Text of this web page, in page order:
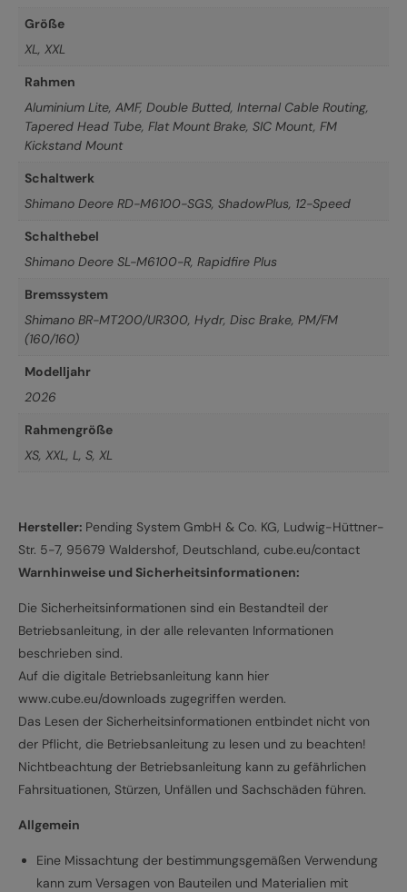
Größe
XL, XXL
Rahmen
Aluminium Lite, AMF, Double Butted, Internal Cable Routing,
Tapered Head Tube, Flat Mount Brake, SIC Mount, FM
Kickstand Mount
Schaltwerk
Shimano Deore RD-M6100-SGS, ShadowPlus, 12-Speed
Schalthebel
Shimano Deore SL-M6100-R, Rapidfire Plus
Bremssystem
Shimano BR-MT200/UR300, Hydr, Disc Brake, PM/FM
(160/160)
Modelljahr
2026
Rahmengröße
XS, XXL, L, S, XL
Hersteller: Pending System GmbH & Co. KG, Ludwig-Hüttner-
Str. 5-7, 95679 Waldershof, Deutschland, cube.eu/contact
Warnhinweise und Sicherheitsinformationen:
Die Sicherheitsinformationen sind ein Bestandteil der
Betriebsanleitung, in der alle relevanten Informationen
beschrieben sind.
Auf die digitale Betriebsanleitung kann hier
www.cube.eu/downloads zugegriffen werden.
Das Lesen der Sicherheitsinformationen entbindet nicht von
der Pflicht, die Betriebsanleitung zu lesen und zu beachten!
Nichtbeachtung der Betriebsanleitung kann zu gefährlichen
Fahrsituationen, Stürzen, Unfällen und Sachschäden führen.
Allgemein
Eine Missachtung der bestimmungsgemäßen Verwendung
kann zum Versagen von Bauteilen und Materialien mit